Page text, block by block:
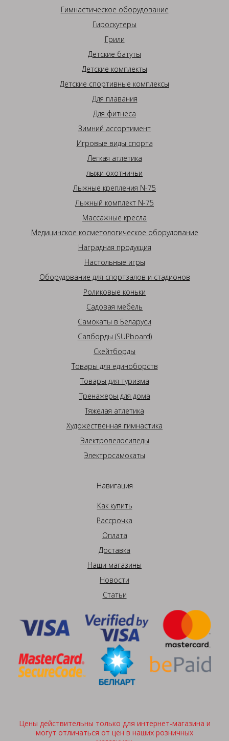
Гимнастическое оборудование
Гироскутеры
Грили
Детские батуты
Детские комплекты
Детские спортивные комплексы
Для плавания
Для фитнеса
Зимний ассортимент
Игровые виды спорта
Легкая атлетика
лыжи охотничьи
Лыжные крепления N-75
Лыжный комплект N-75
Массажные кресла
Медицинское косметологическое оборудование
Наградная продукция
Настольные игры
Оборудование для спортзалов и стадионов
Роликовые коньки
Садовая мебель
Самокаты в Беларуси
Сапборды (SUPboard)
Скейтборды
Товары для единоборств
Товары для туризма
Тренажеры для дома
Тяжелая атлетика
Художественная гимнастика
Электровелосипеды
Электросамокаты
Навигация
Как купить
Рассрочка
Оплата
Доставка
Наши магазины
Новости
Статьи
Цены действительны только для интернет-магазина и
могут отличаться от цен в наших розничных